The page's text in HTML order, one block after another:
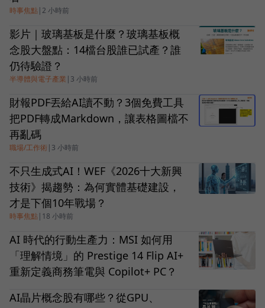
時事焦點 |2 小時前
影片｜玻璃基板是什麼？玻璃基板概
念股大盤點：14檔台股誰已試產？誰
仍待驗證？
半導體與電子產業 | 3 小時前
財報PDF丟給AI讀不動？3個免費工具
把PDF轉成Markdown，讓表格圖檔不
再亂碼
職場/工作術 | 3 小時前
不只生成式AI！WEF《2026十大新興
技術》揭趨勢：為何實體基礎建設，
才是下個10年戰場？
時事焦點 | 18 小時前
AI 時代的行動生產力：MSI 如何用
「理解情境」的 Prestige 14 Flip AI+
重新定義商務筆電與 Copilot+ PC？
AI晶片概念股有哪些？從GPU、